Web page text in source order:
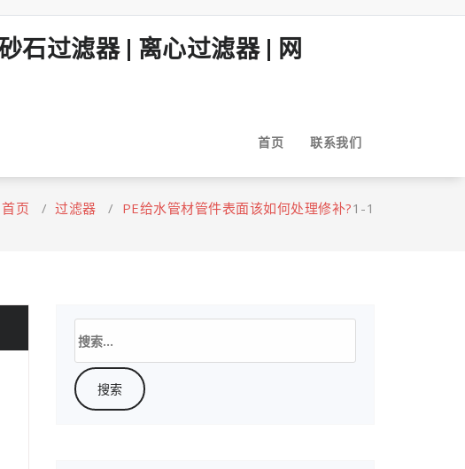
首页 联系我们
首页 / 过滤器 / PE给水管材管件表面该如何处理修补?1-1
索：